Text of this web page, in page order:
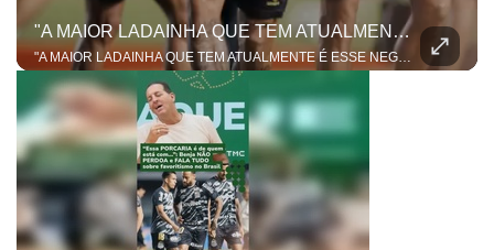
"A MAIOR LADAINHA QUE TEM ATUALMENTE É ESSE NEGÓCIO!
"A MAIOR LADAINHA QUE TEM ATUALMENTE É ESSE NEGÓCIO!" A resenha sobre o duelo entre Santos e Remo pegou fogo e colocou o Benja e o Dentinho em lados opostos da mesa! Tudo começou quando o ex-jogador mandou a real dizendo que o favoritismo e a tradição do Peixe vão pesar no jogo de volta da Copa do Brasil. Mas nosso apresentador não deixou passar batido e contestou. Para ele, esse papo de "peso de camisa" ficou no passado e não entra mais em campo no futebol moderno!